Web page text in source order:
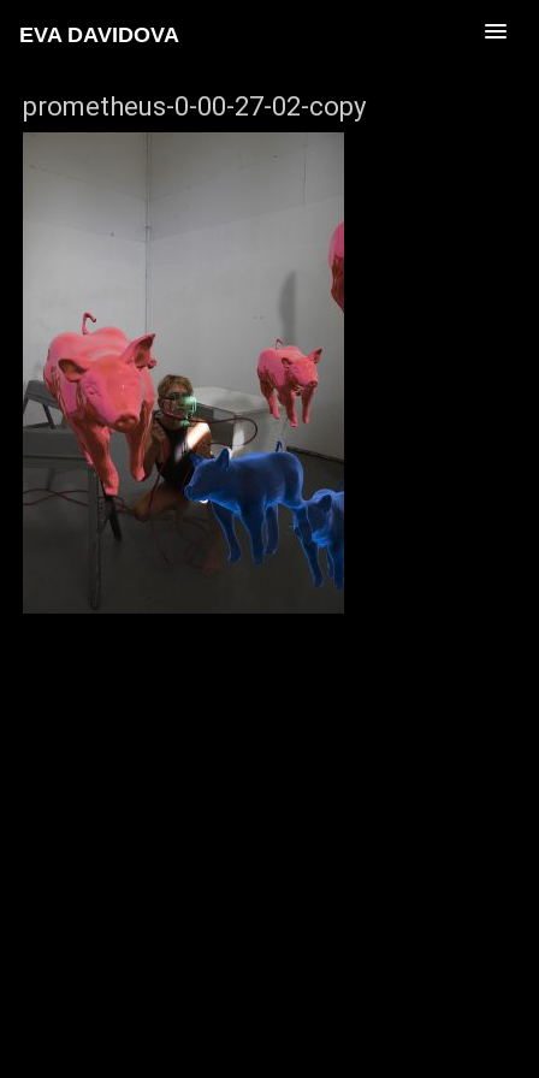
EVA DAVIDOVA
prometheus-0-00-27-02-copy